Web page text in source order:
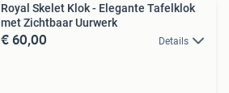
Royal Skelet Klok - Elegante Tafelklok
met Zichtbaar Uurwerk
€ 60,00 Details